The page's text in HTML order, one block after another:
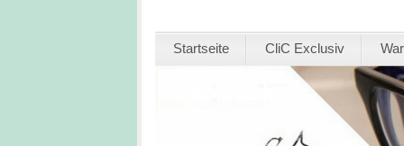
Startseite CliC Exclusiv
Clic-products